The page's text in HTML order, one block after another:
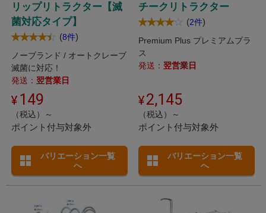
リップリトラクター【滅
菌対応タイプ】
(8件)
ノーブランド / オートクレーブ
滅菌に対応！
発送： 翌営業日
149
（税込）～
ポイント付与対象外
バリエーション一覧
へ
チークリトラクター
(2件)
Premium Plus プレミアムプラ
ス
発送： 翌営業日
2,145
（税込）～
ポイント付与対象外
バリエーション一覧
へ